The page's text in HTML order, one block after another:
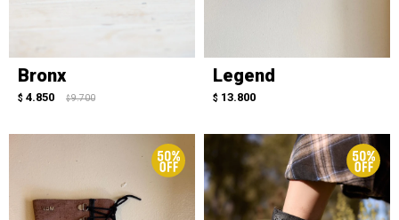
Bronx
$ 4.850 $ 9.700
Legend
$ 13.800